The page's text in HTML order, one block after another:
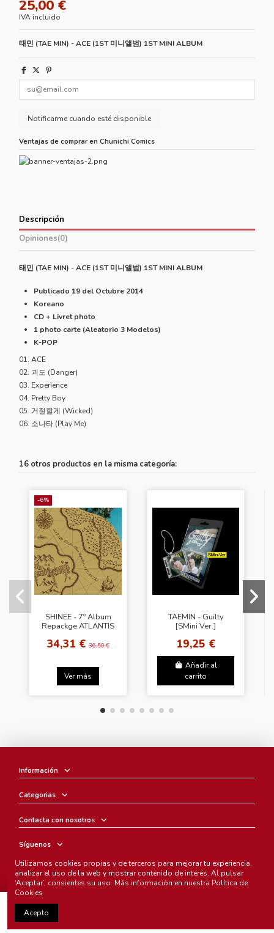
25,00 €
IVA incluido
태민 (TAE MIN) - ACE (1ST미니앨범) 1ST MINI ALBUM
Ventajas de comprar en Chunichi Comics
Descripción
Opiniones(0)
태민 (TAE MIN) - ACE (1ST미니앨범) 1ST MINI ALBUM
Publicado 19 del Octubre 2014
Koreano
CD + Livret photo
1 photo carte (Aleatorio 3 Modelos)
K-POP
01. ACE
02. 괴도 (Danger)
03. Experience
04. Pretty Boy
05. 거절할게 (Wicked)
06. 소나타 (Play Me)
16 otros productos en la misma categoría:
-6%
SHINEE - 7º Album
Repackge ATLANTIS
34,31 €36,50 €
Ver más
TAEMIN - Guilty
[SMini Ver.]
19,25 €
Añadir al
carrito
Información
Categorias
Contacta con nosotros
Síguenos
Boletín
Chunichi Comics
Utilizamos cookies propias y de terceros para mejorar tu experiencia,
analizar el uso de la web y mostrar contenido de interés. Al pulsar
‘Aceptar’, consientes su uso. Más información en nuestra Política de
Cookies
Acepto